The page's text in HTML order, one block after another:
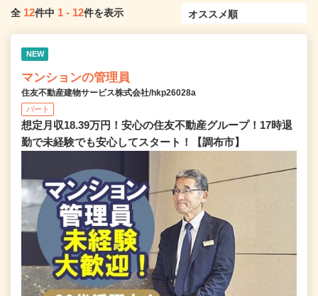
全 12件中 1 - 12件を表示
NEW
マンションの管理員
住友不動産建物サービス株式会社/hkp26028a
パート
想定月収18.39万円！安心の住友不動産グループ！17時退
勤で未経験でも安心してスタート！【調布市】